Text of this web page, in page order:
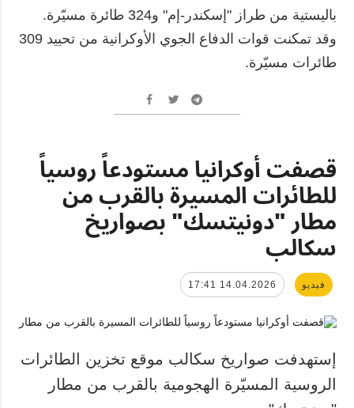
باليستية من طراز "إسكندر-إم" و324 طائرة مسيّرة.
وقد تمكنت قوات الدفاع الجوي الأوكرانية من تحييد 309
طائرات مسيّرة.
قصفت أوكرانيا مستودعاً روسياً
للطائرات المسيرة بالقرب من
مطار "دونيتسك" بصواريخ
سكالب
فيديو 14.04.2026 17:41
إستهدفت صواريخ سكالب موقع تخزين الطائرات
الروسية المسيّرة الهجومية بالقرب من مطار